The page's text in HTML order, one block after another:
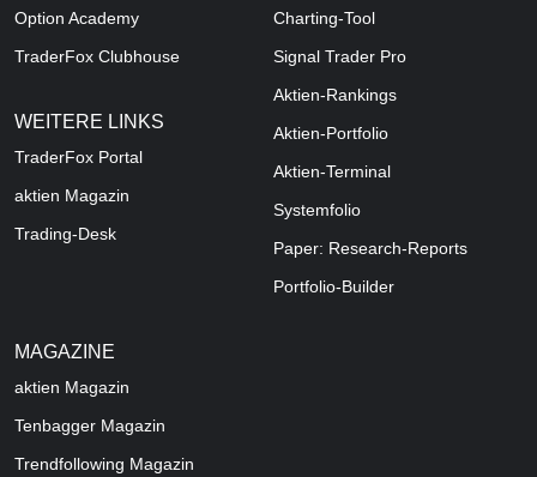
Option Academy
TraderFox Clubhouse
WEITERE LINKS
TraderFox Portal
aktien Magazin
Trading-Desk
Charting-Tool
Signal Trader Pro
Aktien-Rankings
Aktien-Portfolio
Aktien-Terminal
Systemfolio
Paper: Research-Reports
Portfolio-Builder
MAGAZINE
aktien Magazin
Tenbagger Magazin
Trendfollowing Magazin